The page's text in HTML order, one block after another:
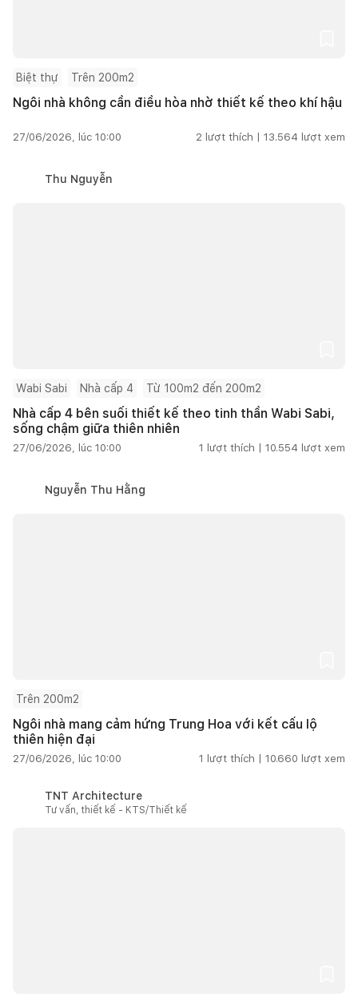
Biệt thự Trên 200m2
Ngôi nhà không cần điều hòa nhờ thiết kế theo khí hậu
27/06/2026, lúc 10:00 2 lượt thích | 13.564 lượt xem
Thu Nguyễn
Wabi Sabi Nhà cấp 4 Từ 100m2 đến 200m2
Nhà cấp 4 bên suối thiết kế theo tinh thần Wabi Sabi,
sống chậm giữa thiên nhiên
27/06/2026, lúc 10:00 1 lượt thích | 10.554 lượt xem
Nguyễn Thu Hằng
Trên 200m2
Ngôi nhà mang cảm hứng Trung Hoa với kết cấu lộ
thiên hiện đại
27/06/2026, lúc 10:00 1 lượt thích | 10.660 lượt xem
TNT Architecture
Tư vấn, thiết kế - KTS/Thiết kế